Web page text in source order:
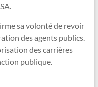
sa volonté de revoir
des agents publics.
des carrières
publique.